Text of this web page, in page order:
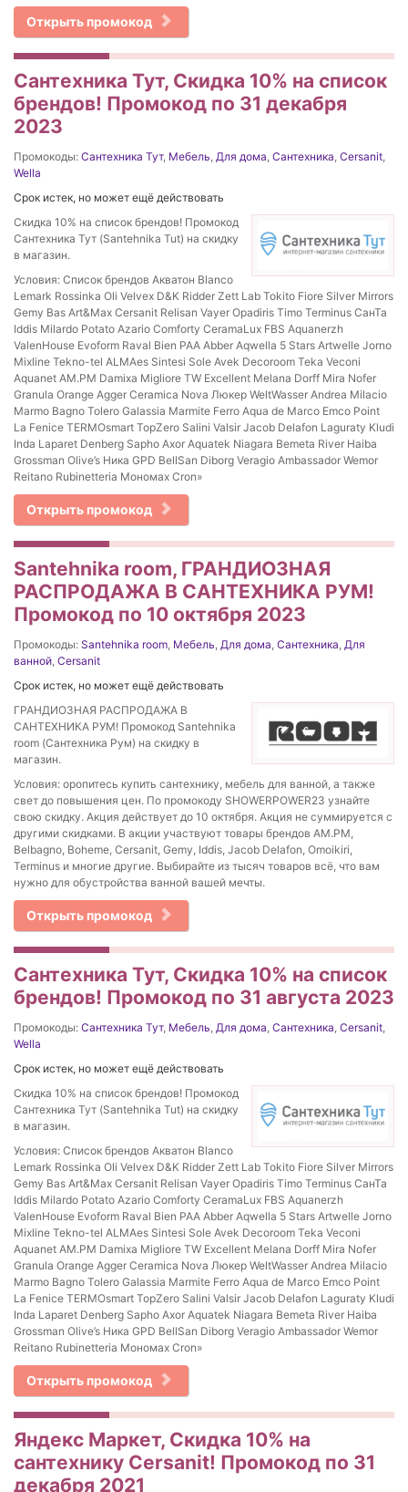
Открыть промокод
Сантехника Тут, Скидка 10% на список
брендов! Промокод по 31 декабря
2023
Промокоды: Сантехника Тут, Мебель, Для дома, Сантехника, Cersanit,
Wella
Срок истек, но может ещё действовать
Скидка 10% на список брендов! Промокод
Сантехника Тут (Santehnika Tut) на скидку
в магазин.
Условия: Список брендов Акватон Blanco
Lemark Rossinka Oli Velvex D&K Ridder Zett Lab Tokito Fiore Silver Mirrors
Gemy Bas Art&Max Cersanit Relisan Vayer Opadiris Timo Terminus СанТа
Iddis Milardo Potato Azario Comforty CeramaLux FBS Aquanerzh
ValenHouse Evoform Raval Bien PAA Abber Aqwella 5 Stars Artwelle Jorno
Mixline Tekno-tel ALMAes Sintesi Sole Avek Decoroom Teka Veconi
Aquanet AM.PM Damixa Migliore TW Excellent Melana Dorff Mira Nofer
Granula Orange Agger Ceramica Nova Люкер WeltWasser Andrea Milacio
Marmo Bagno Tolero Galassia Marmite Ferro Aqua de Marco Emco Point
La Fenice TERMOsmart TopZero Salini Valsir Jacob Delafon Laguraty Kludi
Inda Laparet Denberg Sapho Axor Aquatek Niagara Bemeta River Haiba
Grossman Olive’s Ника GPD BellSan Diborg Veragio Ambassador Wemor
Reitano Rubinetteria Мономах Cron»
Открыть промокод
Santehnika room, ГРАНДИОЗНАЯ
РАСПРОДАЖА В САНТЕХНИКА РУМ!
Промокод по 10 октября 2023
Промокоды: Santehnika room, Мебель, Для дома, Сантехника, Для
ванной, Cersanit
Срок истек, но может ещё действовать
ГРАНДИОЗНАЯ РАСПРОДАЖА В
САНТЕХНИКА РУМ! Промокод Santehnika
room (Сантехника Рум) на скидку в
магазин.
Условия: оропитесь купить сантехнику, мебель для ванной, а также
свет до повышения цен. По промокоду SHOWERPOWER23 узнайте
свою скидку. Акция действует до 10 октября. Акция не суммируется с
другими скидками. В акции участвуют товары брендов AM.PM,
Belbagno, Boheme, Cersanit, Gemy, Iddis, Jacob Delafon, Omoikiri,
Terminus и многие другие. Выбирайте из тысяч товаров всё, что вам
нужно для обустройства ванной вашей мечты.
Открыть промокод
Сантехника Тут, Скидка 10% на список
брендов! Промокод по 31 августа 2023
Промокоды: Сантехника Тут, Мебель, Для дома, Сантехника, Cersanit,
Wella
Срок истек, но может ещё действовать
Скидка 10% на список брендов! Промокод
Сантехника Тут (Santehnika Tut) на скидку
в магазин.
Условия: Список брендов Акватон Blanco
Lemark Rossinka Oli Velvex D&K Ridder Zett Lab Tokito Fiore Silver Mirrors
Gemy Bas Art&Max Cersanit Relisan Vayer Opadiris Timo Terminus СанТа
Iddis Milardo Potato Azario Comforty CeramaLux FBS Aquanerzh
ValenHouse Evoform Raval Bien PAA Abber Aqwella 5 Stars Artwelle Jorno
Mixline Tekno-tel ALMAes Sintesi Sole Avek Decoroom Teka Veconi
Aquanet AM.PM Damixa Migliore TW Excellent Melana Dorff Mira Nofer
Granula Orange Agger Ceramica Nova Люкер WeltWasser Andrea Milacio
Marmo Bagno Tolero Galassia Marmite Ferro Aqua de Marco Emco Point
La Fenice TERMOsmart TopZero Salini Valsir Jacob Delafon Laguraty Kludi
Inda Laparet Denberg Sapho Axor Aquatek Niagara Bemeta River Haiba
Grossman Olive’s Ника GPD BellSan Diborg Veragio Ambassador Wemor
Reitano Rubinetteria Мономах Cron»
Открыть промокод
Яндекс Маркет, Скидка 10% на
сантехнику Cersanit! Промокод по 31
декабря 2021